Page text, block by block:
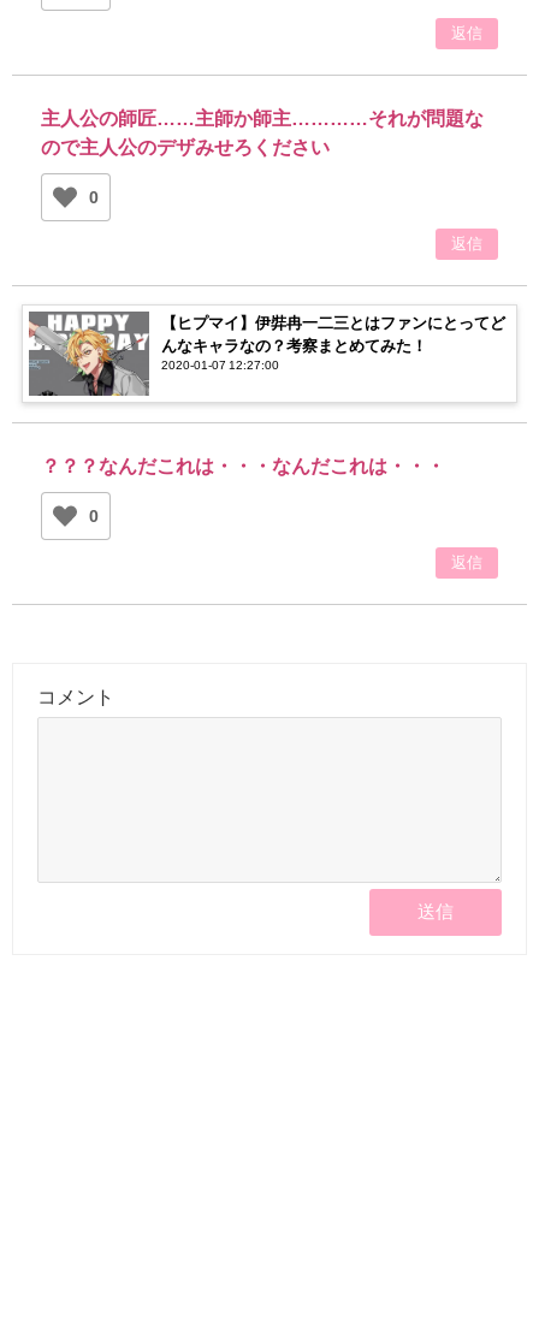
返信
主人公の師匠……主師か師主…………それが問題な
ので主人公のデザみせろください
0
返信
【ヒプマイ】伊弉冉一二三とはファンにとってど
んなキャラなの？考察まとめてみた！
2020-01-07 12:27:00
？？？なんだこれは・・・なんだこれは・・・
0
返信
コメント